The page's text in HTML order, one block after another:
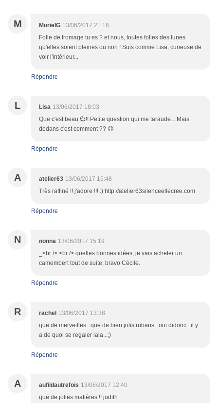
M MurielG 13/06/2017 21:18
Folle de fromage tu es ? et nous, toutes folles des lunes
qu'elles soient pleines ou non ! Suis comme Lisa, curieuse de
voir l'intérieur...
Répondre
L Lisa 13/06/2017 18:03
Que c'est beau 💞!! Petite question qui me taraude... Mais
dedans c'est comment ?? 😉
Répondre
A atelier63 13/06/2017 15:48
Très raffiné !! j'adore !!! :) http://atelier63silenceellecree.com
Répondre
N nonna 13/06/2017 15:19
_<br /> <br /> quelles bonnes idées, je vais acheter un
camembert tout de suite, bravo Cécile.
Répondre
R rachel 13/06/2017 13:38
que de merveilles...que de bien jolis rubans...oui didonc...il y
a de quoi se regaler lala...;)
Répondre
A aufildautrefois 13/06/2017 12:40
que de jolies matières !! judith